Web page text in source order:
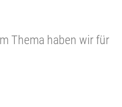
Thema haben wir für